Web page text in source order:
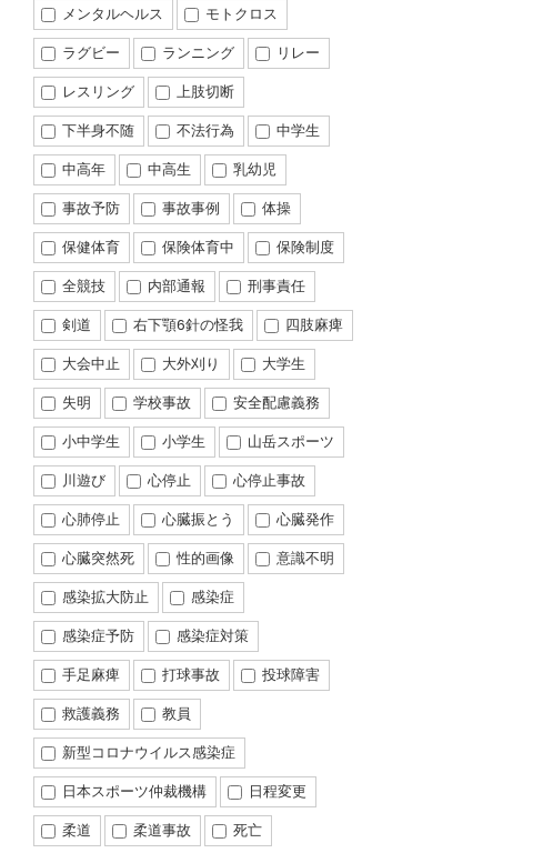
メンタルヘルス
モトクロス
ラグビー
ランニング
リレー
レスリング
上肢切断
下半身不随
不法行為
中学生
中高年
中高生
乳幼児
事故予防
事故事例
体操
保健体育
保険体育中
保険制度
全競技
内部通報
刑事責任
剣道
右下顎6針の怪我
四肢麻痺
大会中止
大外刈り
大学生
失明
学校事故
安全配慮義務
小中学生
小学生
山岳スポーツ
川遊び
心停止
心停止事故
心肺停止
心臓振とう
心臓発作
心臓突然死
性的画像
意識不明
感染拡大防止
感染症
感染症予防
感染症対策
手足麻痺
打球事故
投球障害
救護義務
教員
新型コロナウイルス感染症
日本スポーツ仲裁機構
日程変更
柔道
柔道事故
死亡